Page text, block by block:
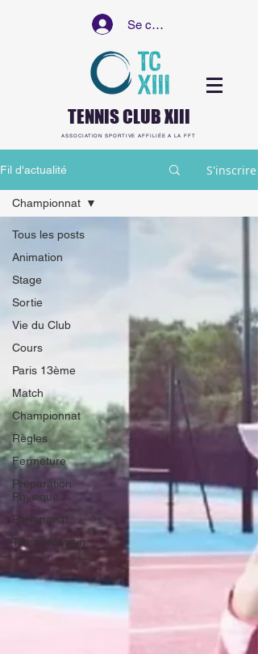
Se connecter
TENNIS CLUB XIII
ASSOCIATION SPORTIVE AFFILIÉE A LA FFT
Fil d'actualité S'inscrire
Tous les posts
Animation
Stage
Sortie
Vie du Club
Cours
Paris 13ème
Match
Championnat
Règles
Fermeture
Préparation
Physique
Partenariat
Tennis féminin
Championnat